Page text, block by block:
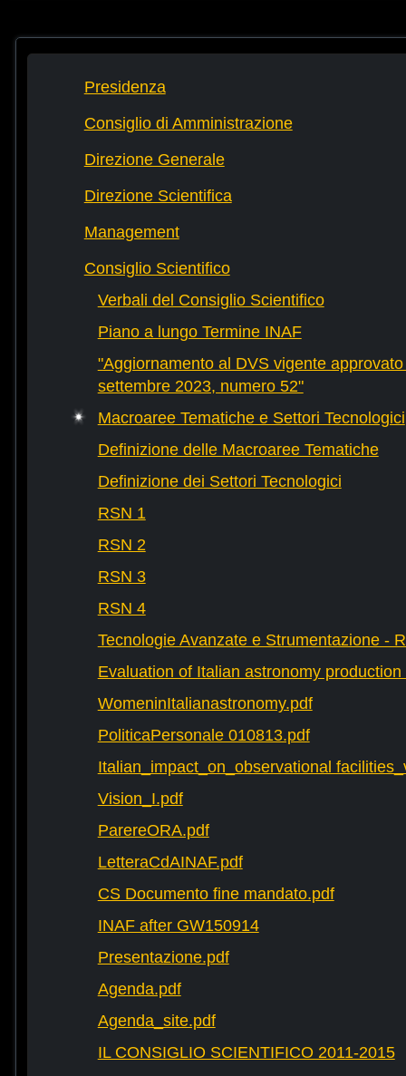
Presidenza
Consiglio di Amministrazione
Direzione Generale
Direzione Scientifica
Management
Consiglio Scientifico
Verbali del Consiglio Scientifico
Piano a lungo Termine INAF
"Aggiornamento al DVS vigente
settembre 2023, numero 52"
Macroaree Tematiche e Settori Tecnologici
Definizione delle Macroaree Tematiche
Definizione dei Settori Tecnologici
RSN 1
RSN 2
RSN 3
RSN 4
Tecnologie Avanzate e Strumentazione -
Evaluation of Italian astronomy production
WomeninItalianastronomy.pdf
PoliticaPersonale 010813.pdf
Italian_impact_on_observational
Vision_I.pdf
ParereORA.pdf
LetteraCdAINAF.pdf
CS Documento fine mandato.pdf
INAF after GW150914
Presentazione.pdf
Agenda.pdf
Agenda_site.pdf
IL CONSIGLIO SCIENTIFICO 2011-2015